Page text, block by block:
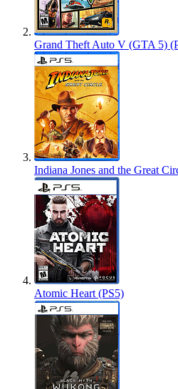
Grand Theft Auto V (GTA 5)
Indiana Jones and the Great
Atomic Heart (PS5)